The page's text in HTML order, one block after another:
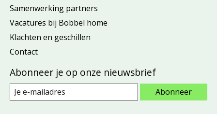
Samenwerking partners
Vacatures bij Bobbel home
Klachten en geschillen
Contact
Abonneer je op onze nieuwsbrief
Abonneer